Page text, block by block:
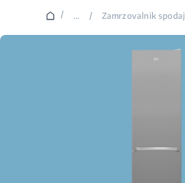
/ ... / Zamrzovalnik spodaj